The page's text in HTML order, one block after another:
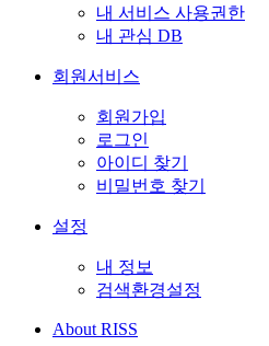
내 서비스 사용권한
내 관심 DB
회원서비스
회원가입
로그인
아이디 찾기
비밀번호 찾기
설정
내 정보
검색환경설정
About RISS